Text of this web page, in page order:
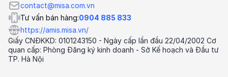
contact@misa.com.vn
Tư vấn bán hàng:0904 885 833
https://amis.misa.vn/
Giấy CNĐKKD: 0101243150 - Ngày cấp lần đầu 22/04/2002 Cơ
quan cấp: Phòng Đăng ký kinh doanh - Sở Kế hoạch và Đầu tư
TP. Hà Nội